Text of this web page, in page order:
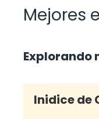
Mejores
Explorando
Inidice de